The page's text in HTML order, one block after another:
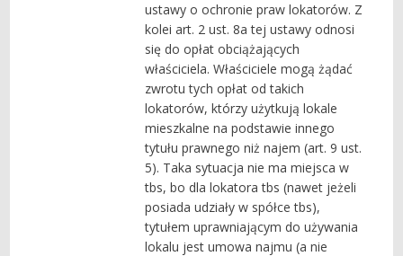
ustawy o ochronie praw lokatorów. Z
kolei art. 2 ust. 8a tej ustawy odnosi
się do opłat obciążających
właściciela. Właściciele mogą żądać
zwrotu tych opłat od takich
lokatorów, którzy użytkują lokale
mieszkalne na podstawie innego
tytułu prawnego niż najem (art. 9 ust.
5). Taka sytuacja nie ma miejsca w
tbs, bo dla lokatora tbs (nawet jeżeli
posiada udziały w spółce tbs),
tytułem uprawniającym do używania
lokalu jest umowa najmu (a nie